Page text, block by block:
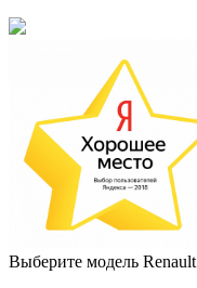
Выберите модель Renault